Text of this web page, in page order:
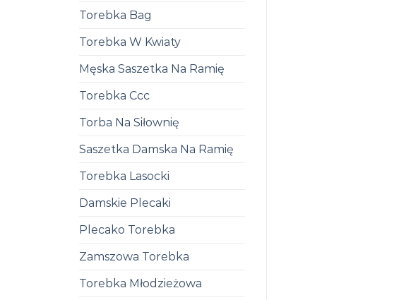
Torebka Bag
Torebka W Kwiaty
Męska Saszetka Na Ramię
Torebka Ccc
Torba Na Siłownię
Saszetka Damska Na Ramię
Torebka Lasocki
Damskie Plecaki
Plecako Torebka
Zamszowa Torebka
Torebka Młodzieżowa